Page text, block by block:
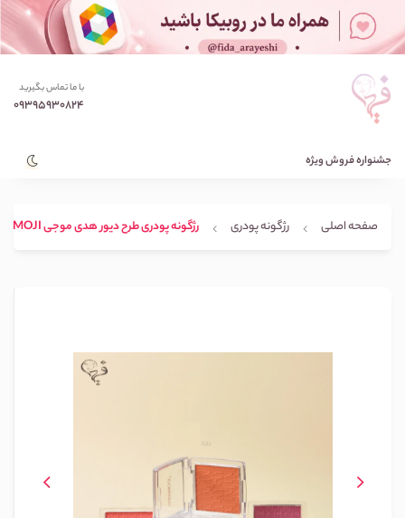
با ما تماس بگیرید
09395930824
جشنواره فروش ویژه
صفحه اصلی رژگونه پودری رژگونه پودری طرح دیور هدی موجی HUDAMOJI